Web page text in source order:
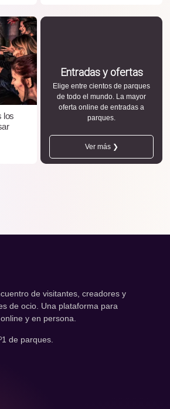
los
Entradas y ofertas
Elige entre cientos de parques
de todo el mundo. La mayor
oferta online de entradas a
parques.
Ver más ❯
de visitantes, creadores y
de ocio. Una plataforma para
y en persona.
de parques.